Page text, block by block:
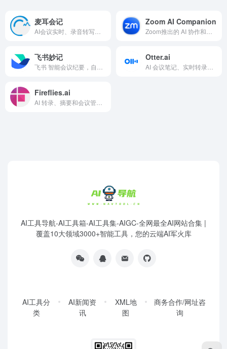
麦耳会记 Zoom AI Companion
飞书妙记 Otter.ai
Fireflies.ai
AI工具导航-AI工具箱-AI工具集-AIGC-全网最全AI网站合集 |
覆盖10大领域3000+智能工具，您的云端AI军火库
AI工具分
类
AI新闻资
讯
XML地
图
商务合作/网址咨
询